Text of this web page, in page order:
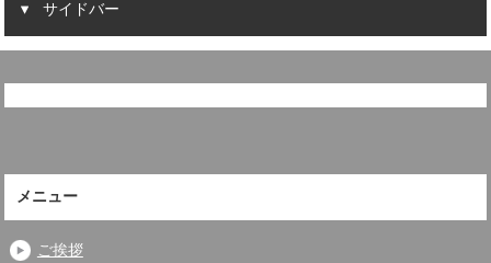
サイドバー
メニュー
ご挨拶